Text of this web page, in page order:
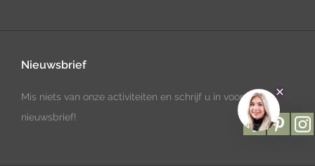
Nieuwsbrief
Mis niets van onze activiteiten en schrijf u in voor onze
nieuwsbrief!